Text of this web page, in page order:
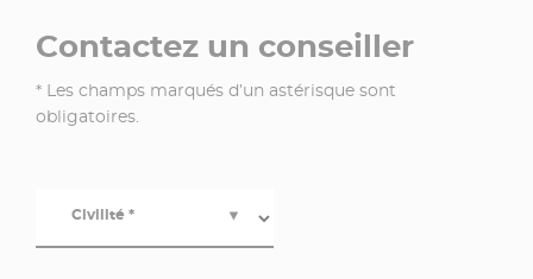
Contactez un conseiller
* Les champs marqués d’un astérisque sont
obligatoires.
Civilité * ▼